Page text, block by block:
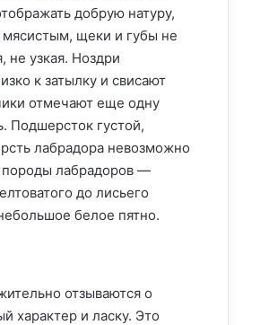
добрую натуру,
щеки и губы не
не узкая. Ноздри
к затылку и свисают
отмечают еще одну
Подшерсток густой,
лабрадора невозможно
породы лабрадоров —
до лисьего
белое пятно.
отзываются о
характер и ласку. Это